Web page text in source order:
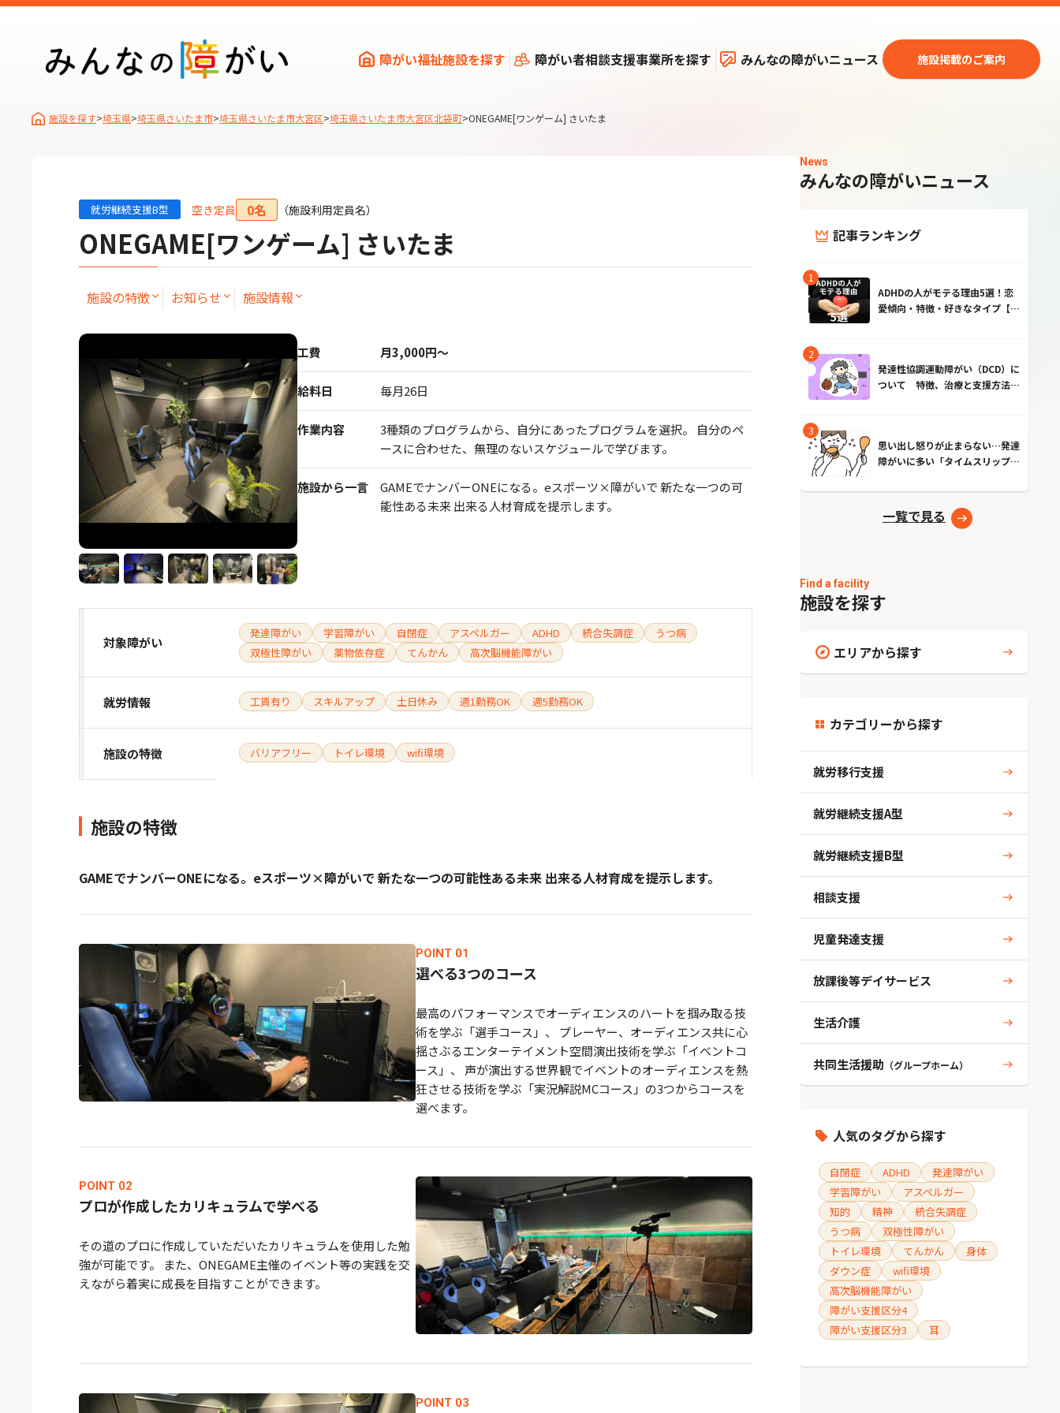
障がい福祉施設を探す 障がい者相談支援事業所を探す みんなの障がいニュース 施設掲載のご案内
施設を探す>埼玉県>埼玉県さいたま市>埼玉県さいたま市大宮区>埼玉県さいたま市大宮区北袋町>ONEGAME[ワンゲーム] さいたま
就労継続支援B型 空き定員 0名 （施設利⽤定員名）
ONEGAME[ワンゲーム] さいたま
施設の特徴 お知らせ 施設情報
工費 月3,000円～
給料日 毎月26日
作業内容
3種類のプログラムから、自分にあったプログラムを選択。 自分のペ
ースに合わせた、無理のないスケジュールで学びます。
施設から一言
GAMEでナンバーONEになる。eスポーツ×障がいで 新たな一つの可
能性ある未来 出来る人材育成を提示します。
対象障がい
発達障がい 学習障がい 自閉症 アスペルガー ADHD 統合失調症
うつ病
双極性障がい
薬物依存症 てんかん 高次脳機能障がい
就労情報 工賃有り スキルアップ 土日休み 週1勤務OK 週5勤務OK
施設の特徴 バリアフリー トイレ環境 wifi環境
施設の特徴
GAMEでナンバーONEになる。eスポーツ×障がいで 新たな一つの可能性ある未来 出来る人材育成を提示します。
POINT 01
選べる3つのコース
最高のパフォーマンスでオーディエンスのハートを掴み取る技
術を学ぶ「選手コース」、 プレーヤー、オーディエンス共に心
揺さぶるエンターテイメント空間演出技術を学ぶ「イベントコ
ース」、 声が演出する世界観でイベントのオーディエンスを熱
狂させる技術を学ぶ「実況解説MCコース」の3つからコースを
選べます。
POINT 02
プロが作成したカリキュラムで学べる
その道のプロに作成していただいたカリキュラムを使用した勉
強が可能です。 また、ONEGAME主催のイベント等の実践を交
えながら着実に成長を目指すことができます。
POINT 03
News
みんなの障がいニュース
記事ランキング
ADHDの人がモテる理由5選！恋
愛傾向・特徴・好きなタイプ【男
発達性協調運動障がい（DCD）に
ついて 特徴、治療と支援方法と
思い出し怒りが止まらない…発達
障がいに多い「タイムスリップ現
一覧で見る
Find a facility
施設を探す
エリアから探す
カテゴリーから探す
就労移行支援
就労継続支援A型
就労継続支援B型
相談支援
児童発達支援
放課後等デイサービス
生活介護
共同生活援助 （グループホーム）
人気のタグから探す
自閉症 ADHD
発達障がい
学習障がい
アスペルガー
知的
精神
統合失調症
うつ病
双極性障がい
トイレ環境
てんかん
身体
ダウン症
wifi環境
高次脳機能障がい
障がい支援区分4
障がい支援区分3
耳